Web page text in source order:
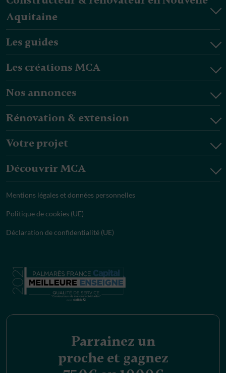
Aquitaine
Les guides
Les créations MCA
Nos annonces
Rénovation & extension
Votre projet
Découvrir MCA
Mentions légales et données personnelles
Politique de cookies (UE)
Déclaration de confidentialité (UE)
Parrainez un
proche et gagnez